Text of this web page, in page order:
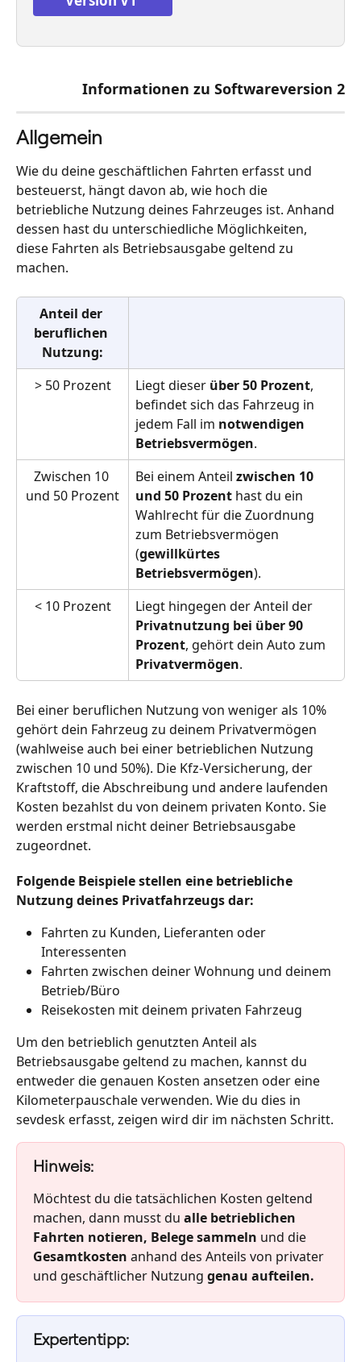
Informationen zu Softwareversion 2
Allgemein
Wie du deine geschäftlichen Fahrten erfasst und
besteuerst, hängt davon ab, wie hoch die
betriebliche Nutzung deines Fahrzeuges ist. Anhand
dessen hast du unterschiedliche Möglichkeiten,
diese Fahrten als Betriebsausgabe geltend zu
machen.
Anteil der
beruflichen
Nutzung:
> 50 Prozent
Liegt dieser über 50 Prozent,
befindet sich das Fahrzeug in
jedem Fall im notwendigen
Betriebsvermögen.
Zwischen 10
und 50 Prozent
Bei einem Anteil zwischen 10
und 50 Prozent hast du ein
Wahlrecht für die Zuordnung
zum Betriebsvermögen
(gewillkürtes
Betriebsvermögen).
< 10 Prozent
Liegt hingegen der Anteil der
Privatnutzung bei über 90
Prozent, gehört dein Auto zum
Privatvermögen.
Bei einer beruflichen Nutzung von weniger als 10%
gehört dein Fahrzeug zu deinem Privatvermögen
(wahlweise auch bei einer betrieblichen Nutzung
zwischen 10 und 50%). Die Kfz-Versicherung, der
Kraftstoff, die Abschreibung und andere laufenden
Kosten bezahlst du von deinem privaten Konto. Sie
werden erstmal nicht deiner Betriebsausgabe
zugeordnet.
Folgende Beispiele stellen eine betriebliche
Nutzung deines Privatfahrzeugs dar:
Fahrten zu Kunden, Lieferanten oder
Interessenten
Fahrten zwischen deiner Wohnung und deinem
Betrieb/Büro
Reisekosten mit deinem privaten Fahrzeug
Um den betrieblich genutzten Anteil als
Betriebsausgabe geltend zu machen, kannst du
entweder die genauen Kosten ansetzen oder eine
Kilometerpauschale verwenden. Wie du dies in
sevdesk erfasst, zeigen wird dir im nächsten Schritt.
Hinweis:
Möchtest du die tatsächlichen Kosten geltend
machen, dann musst du alle betrieblichen
Fahrten notieren, Belege sammeln und die
Gesamtkosten anhand des Anteils von privater
und geschäftlicher Nutzung genau aufteilen.
Expertentipp: